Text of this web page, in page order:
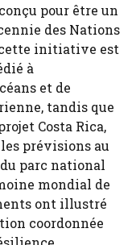
pour être un
des Nations
cette initiative est
à
et de
tandis que
Costa Rica,
prévisions au
parc national
mondial de
ont illustré
coordonnée